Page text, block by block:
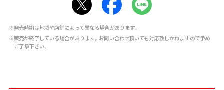
※発売時期は地域や店舗によって異なる場合があります。
※販売が終了している場合があります。お問い合わせ頂いても対応致しかねますので予め
ご了承下さい。